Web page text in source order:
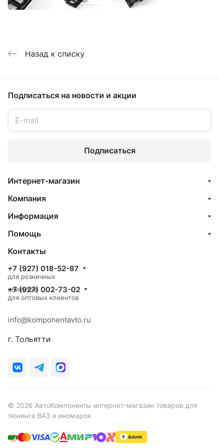
Назад к списку
Подписаться на новости и акции
Подписаться
Интернет-магазин
Компания
Информация
Помощь
Контакты
+7 (927) 018-52-87
для розничных
клиентов
+7 (927) 002-73-02
для оптовых клиентов
info@komponentavto.ru
г. Тольятти
© 2026 АвтоКомпоненты интернет-магазин товаров для
тюнинга ВАЗ и иномарок